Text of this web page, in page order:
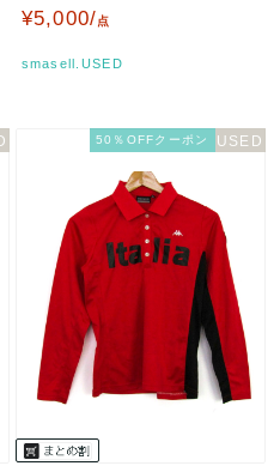
品 レディース Mサイズ 赤×…
¥5,000/点
smasell.USED
50％OFFクーポン